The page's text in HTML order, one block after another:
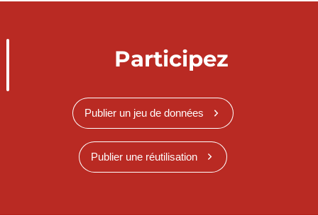
Participez
Publier un jeu de données
Publier une réutilisation